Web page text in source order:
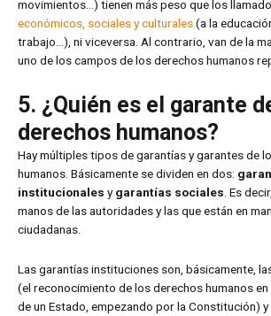
movimientos…) tienen más peso que los
económicos, sociales y culturales(a la
trabajo…), ni viceversa. Al contrario, van de la
uno de los campos de los derechos humanos
5. ¿Quién es el garante
derechos humanos?
Hay múltiples tipos de garantías y garantes de
humanos. Básicamente se dividen en dos:
institucionales ygarantías sociales . Es
manos de las autoridades y las que están en
ciudadanas.
Las garantías instituciones son, básicamente,
(el reconocimiento de los derechos humanos
de un Estado, empezando por la Constitución)